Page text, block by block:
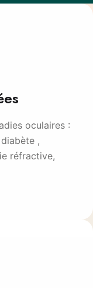
oculaires :
,
réfractive,